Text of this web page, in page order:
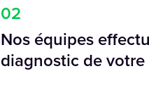
02
Nos équipes
diagnostic de